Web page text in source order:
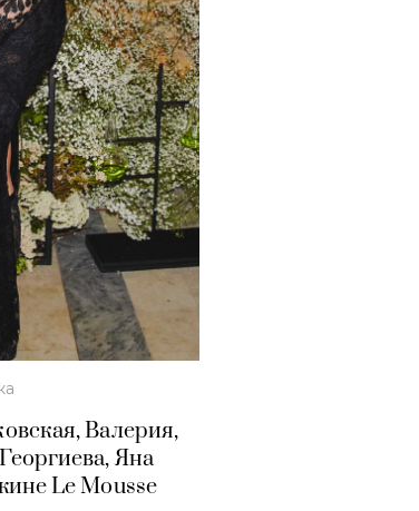
Валерия,
Яна
Le Mousse